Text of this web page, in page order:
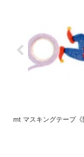
mt マスキングテープ《